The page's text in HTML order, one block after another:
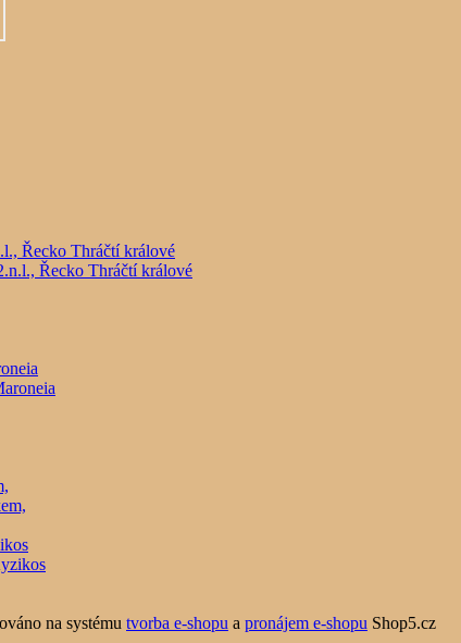
Řecko Thráčtí králové
na systému tvorba e-shopu a pronájem e-shopu Shop5.cz